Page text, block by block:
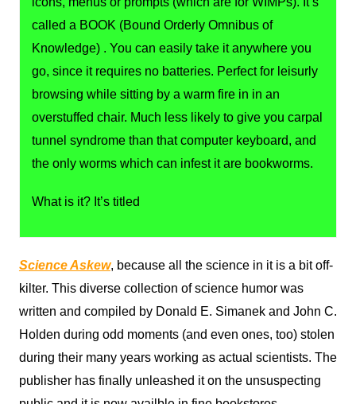
called a BOOK (Bound Orderly Omnibus of
Knowledge) . You can easily take it anywhere you
go, since it requires no batteries. Perfect for leisurly
browsing while sitting by a warm fire in in an
overstuffed chair. Much less likely to give you carpal
tunnel syndrome than that computer keyboard, and
the only worms which can infest it are bookworms.
What is it? It’s titled
Science Askew, because all the science in it is a bit off-
kilter. This diverse collection of science humor was
written and compiled by Donald E. Simanek and John C.
Holden during odd moments (and even ones, too) stolen
during their many years working as actual scientists. The
publisher has finally unleashed it on the unsuspecting